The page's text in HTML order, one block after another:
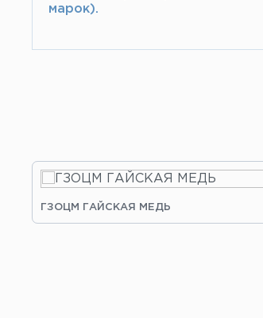
марок).
ГЗОЦМ ГАЙСКАЯ МЕДЬ